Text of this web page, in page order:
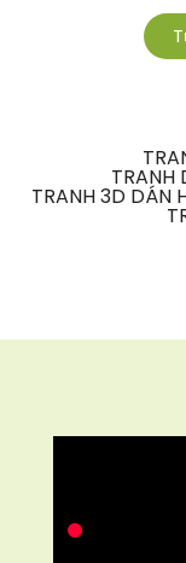
TRANH
TRANH 3D DÁN